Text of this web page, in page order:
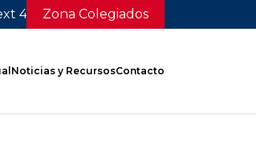
4236)Zona Colegiados
Noticias y RecursosContacto